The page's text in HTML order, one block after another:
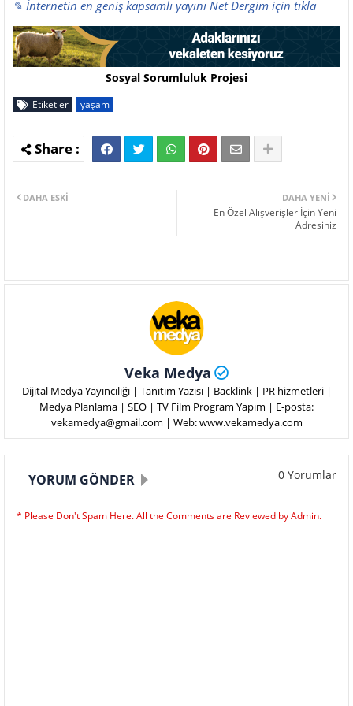
✎ İnternetin en geniş kapsamlı yayını Net Dergim için tıkla
Sosyal Sorumluluk Projesi
Etiketler yaşam
DAHA YENI
En Özel Alışverişler İçin Yeni
Adresiniz
DAHA ESKI
Veka Medya
Dijital Medya Yayıncılığı | Tanıtım Yazısı | Backlink | PR hizmetleri |
Medya Planlama | SEO | TV Film Program Yapım | E-posta:
vekamedya@gmail.com | Web: www.vekamedya.com
YORUM GÖNDER 0 Yorumlar
* Please Don't Spam Here. All the Comments are Reviewed by Admin.